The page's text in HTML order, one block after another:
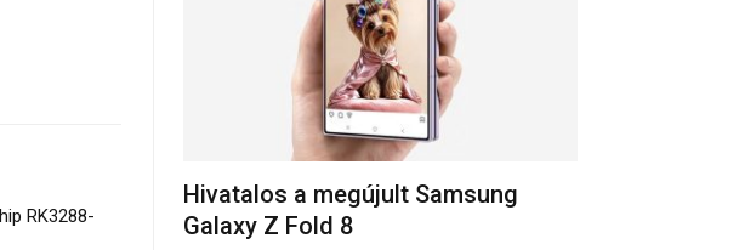
RK3288-
Hivatalos a megújult Samsung
Galaxy Z Fold 8